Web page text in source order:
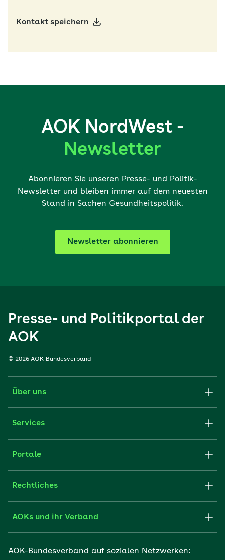
Kontakt speichern
AOK NordWest -
Newsletter
Abonnieren Sie unseren Presse- und Politik-
Newsletter und bleiben immer auf dem neuesten
Stand in Sachen Gesundheitspolitik.
Newsletter abonnieren
Presse- und Politikportal der
AOK
© 2026 AOK-Bundesverband
Über uns
Services
Portale
Rechtliches
AOKs und ihr Verband
AOK-Bundesverband auf sozialen Netzwerken: